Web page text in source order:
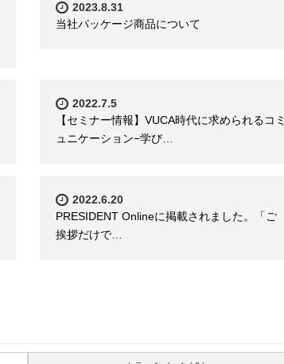
2023.8.31
当社パッケージ商品について
2022.7.5
【セミナー情報】VUCA時代に求められるコミ
ュニケーション−学び…
2022.6.20
PRESIDENT Onlineに掲載されました。「ご
挨拶だけで…